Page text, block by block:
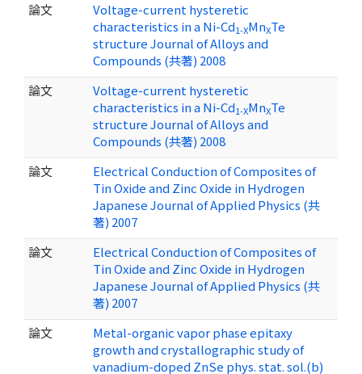
論文
Voltage-current hysteretic
characteristics in a Ni-Cd1-XMnXTe
structure Journal of Alloys and
Compounds (共著) 2008
論文
Voltage-current hysteretic
characteristics in a Ni-Cd1-XMnXTe
structure Journal of Alloys and
Compounds (共著) 2008
論文
Electrical Conduction of Composites of
Tin Oxide and Zinc Oxide in Hydrogen
Japanese Journal of Applied Physics (共
著) 2007
論文
Electrical Conduction of Composites of
Tin Oxide and Zinc Oxide in Hydrogen
Japanese Journal of Applied Physics (共
著) 2007
論文
Metal-organic vapor phase epitaxy
growth and crystallographic study of
vanadium-doped ZnSe phys. stat. sol.(b)